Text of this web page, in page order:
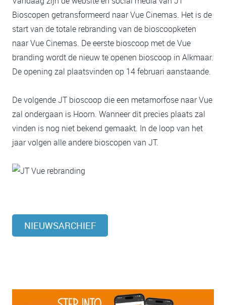
Bioscopen getransformeerd naar Vue Cinemas. Het is de
start van de totale rebranding van de bioscoopketen
naar Vue Cinemas. De eerste bioscoop met de Vue
branding wordt de nieuw te openen bioscoop in Alkmaar.
De opening zal plaatsvinden op 14 februari aanstaande.
De volgende JT bioscoop die een metamorfose naar Vue
zal ondergaan is Hoorn. Wanneer dit precies plaats zal
vinden is nog niet bekend gemaakt. In de loop van het
jaar volgen alle andere bioscopen van JT.
NIEUWSARCHIEF